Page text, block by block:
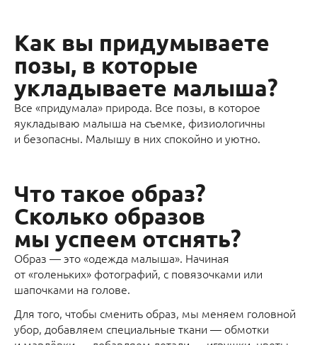
Как вы придумываете
позы, в которые
укладываете малыша?
Все «придумала» природа. Все позы, в которое
яукладываю малыша на съемке, физиологичны
и безопасны. Малышу в них спокойно и уютно.
Что такое образ?
Сколько образов
мы успеем отснять?
Образ — это «одежда малыша». Начиная
от «голеньких» фотографий, с повязочками или
шапочками на голове.
Для того, чтобы сменить образ, мы меняем головной
убор, добавляем специальные ткани — обмотки